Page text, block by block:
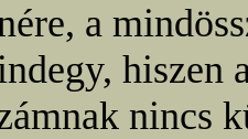
a
hiszen
nincs